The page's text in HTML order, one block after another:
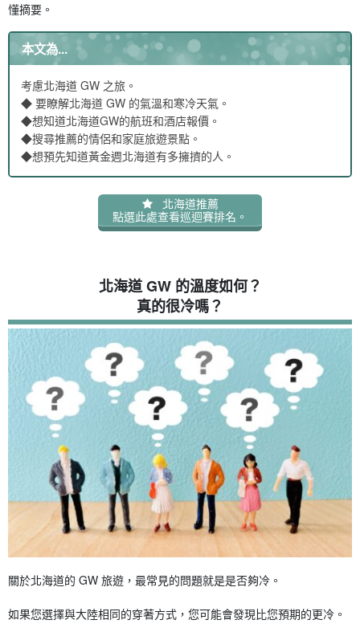
4.3
4.4租車、高速公路和機場擁塞。
4.4.1如何安排旅行行程以避免擠塞
4.4.2洞中之洞的旅遊目的地選擇。
5北海道 GW 旅遊報價
5.1北海道 GW 的機票預算
5.2飯店和旅館的價格
5.3估計租車及當地交通費用
5.3.1提前預訂和最後一分鐘預訂的價格有何變化？
5.3.2北海道 GW 廉價旅遊秘訣
成功的北海道 GW 旅遊 模型課程
札幌和小樽 2 天 1 夜計劃
函館和洞爺湖 3 天 2 夜計劃
針對系統新手使用者的行動規劃。
7有關北海道 GW 觀光的常見問題 (FAQ)
8
懂摘要。
本文為...
考慮北海道 GW 之旅。
◆ 要瞭解北海道 GW 的氣溫和寒冷天氣。
◆想知道北海道GW的航班和酒店報價。
◆搜尋推薦的情侶和家庭旅遊景點。
◆想預先知道黃金週北海道有多擁擠的人。
北海道推薦
點選此處查看巡迴賽排名。
北海道 GW 的溫度如何？
真的很冷嗎？
關於北海道的 GW 旅遊，最常見的問題就是是否夠冷。
如果您選擇與大陸相同的穿著方式，您可能會發現比您預期的更冷。